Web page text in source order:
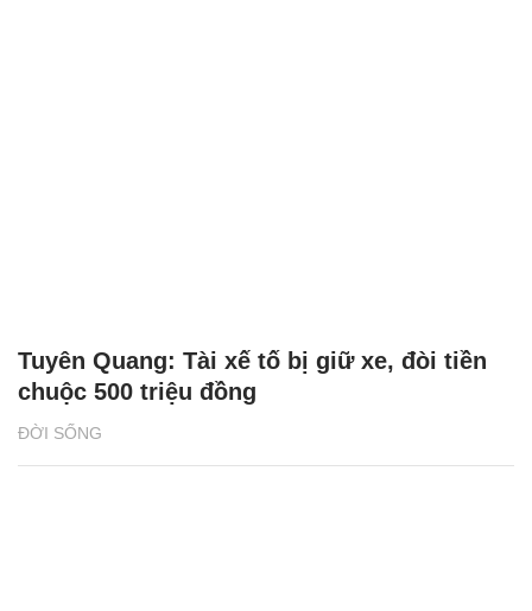
ĐỜI SỐNG
Tuyên Quang: Tài xế tố bị giữ xe, đòi tiền
chuộc 500 triệu đồng